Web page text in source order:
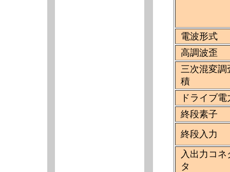
電波形式
高調波歪
三次混変調
積
ドライブ電
終段素子
終段入力
入出力コネ
タ